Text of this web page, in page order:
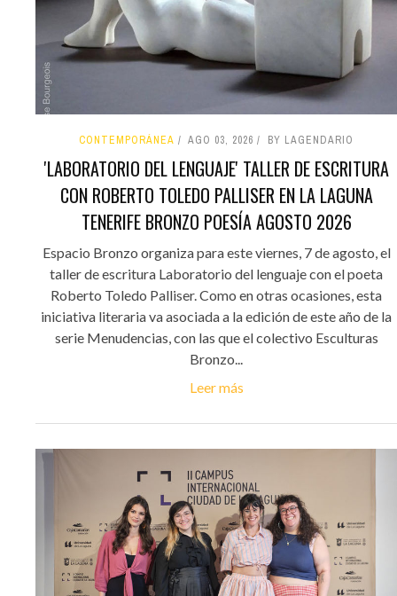
CONTEMPORÁNEA AGO 03, 2026 BY LAGENDARIO
'LABORATORIO DEL LENGUAJE' TALLER DE ESCRITURA
CON ROBERTO TOLEDO PALLISER EN LA LAGUNA
TENERIFE BRONZO POESÍA AGOSTO 2026
Espacio Bronzo organiza para este viernes, 7 de agosto, el
taller de escritura Laboratorio del lenguaje con el poeta
Roberto Toledo Palliser. Como en otras ocasiones, esta
iniciativa literaria va asociada a la edición de este año de la
serie Menudencias, con las que el colectivo Esculturas
Bronzo...
Leer más